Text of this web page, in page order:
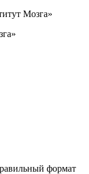
Мозга»
формат